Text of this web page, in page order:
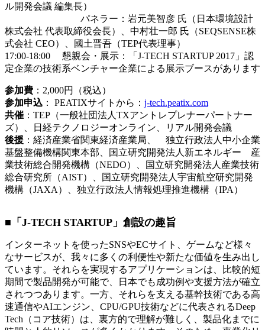
ル開発会議 編集長）
パネラー：岩元美智彦 氏（日本環境設計
株式会社 代表取締役会長）、中村壮一郎 氏（SEQSENSE株
式会社 CEO）、國土晋吾（TEP代表理事）
17:00-18:00 懇親会・展示：「J-TECH STARTUP 2017」認
定企業の技術系ベンチャー企業による展示ブースがあります
参加費 ：2,000円（税込）
参加申込 ： PEATIXサイトから： j-tech.peatix.com
共催 ：TEP（一般社団法人TXアントレプレナーパートナー
ズ）、日経テクノロジーオンライン、リアル開発会議
後援 ：経済産業省関東経済産業局、 独立行政法人中小企業
基盤整備機構関東本部、国立研究開発法人新エネルギー 産
業技術総合開発機構（NEDO）、国立研究開発法人産業技術
総合研究所（AIST）、国立研究開発法人宇宙航空研究開発
機構（JAXA）、独立行政法人情報処理推進機構（IPA）
■「J-TECH STARTUP」創設の趣旨
インターネットを使ったSNSやECサイト、ゲームなど様々
なサービスが、我々に多くの利便性や新たな価値を生み出し
ています。それらを実現するアプリケーションは、比較的短
期間で製品開発が可能で、日本でも成功例や支援方法が確立
されつつあります。一方、それらを支える基幹技術である高
速通信やAIエンジン、CPU/GPU技術などに代表されるDeep
Tech（コア技術）は、裏方的で理解が難しく、製品化までに